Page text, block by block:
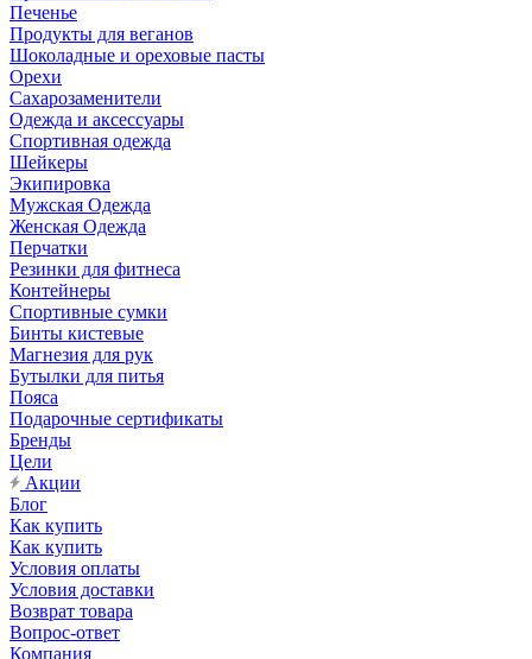
Печенье
Продукты для веганов
Шоколадные и ореховые пасты
Орехи
Сахарозаменители
Одежда и аксессуары
Спортивная одежда
Шейкеры
Экипировка
Мужская Одежда
Женская Одежда
Перчатки
Резинки для фитнеса
Контейнеры
Спортивные сумки
Бинты кистевые
Магнезия для рук
Бутылки для питья
Пояса
Подарочные сертификаты
Бренды
Цели
Акции
Блог
Как купить
Как купить
Условия оплаты
Условия доставки
Возврат товара
Вопрос-ответ
Компания